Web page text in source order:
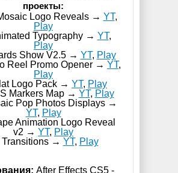
проекты:
Logo Reveals → YT,
Play
Typography → YT,
Play
Show V2.5 → YT, Play
Reel Promo Opener → YT,
Play
Logo Pack → YT, Play
Markers Map → YT, Play
Pop Photos Displays →
YT, Play
Animation Logo Reveal
v2 → YT, Play
Transitions → YT, Play
After Effects CS5 -